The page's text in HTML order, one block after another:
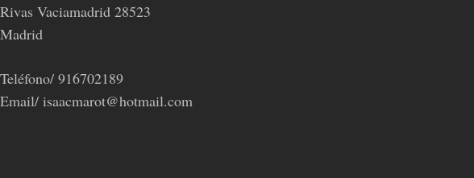
Rivas Vaciamadrid 28523
Madrid
Teléfono/ 916702189
Email/ isaacmarot@hotmail.com